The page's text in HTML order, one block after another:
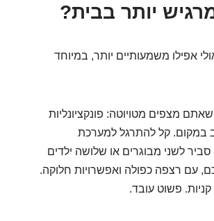
יותר בבית?
אפילו משמעותיים יותר, במיוחד
מצפים מטויוטה: פונקציונליות
במקום. קל להתרגל למערכת
לשני מבוגרים או שלושה ילדים
עם רצפה כפולה ואפשרויות חלוקה.
פשוט עובד.